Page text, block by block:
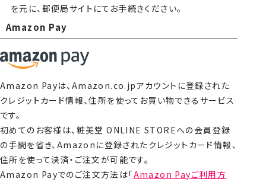
を元に、郵便局サイトにてお手続きください。
Amazon Pay
Amazon Payは、Amazon.co.jpアカウントに登録された
クレジットカード情報、住所を使ってお買い物できるサービス
です。
初めてのお客様は、粧美堂 ONLINE STOREへの会員登録
の手間を省き、Amazonに登録されたクレジットカード情報、
住所を使って決済・ご注文が可能です。
Amazon Payでのご注文方法は「Amazon Payご利用方